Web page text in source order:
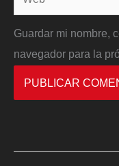
Guardar mi nombre,
navegador para la